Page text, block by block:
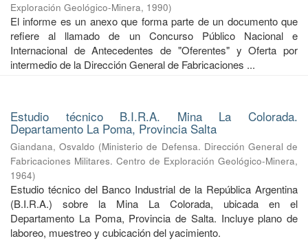
Exploración Geológico-Minera, 1990)
El informe es un anexo que forma parte de un documento que
refiere al llamado de un Concurso Público Nacional e
Internacional de Antecedentes de "Oferentes" y Oferta por
intermedio de la Dirección General de Fabricaciones ...
Estudio técnico B.I.R.A. Mina La Colorada.
Departamento La Poma, Provincia Salta
Giandana, Osvaldo (Ministerio de Defensa. Dirección General de
Fabricaciones Militares. Centro de Exploración Geológico-Minera,
1964)
Estudio técnico del Banco Industrial de la República Argentina
(B.I.R.A.) sobre la Mina La Colorada, ubicada en el
Departamento La Poma, Provincia de Salta. Incluye plano de
laboreo, muestreo y cubicación del yacimiento.